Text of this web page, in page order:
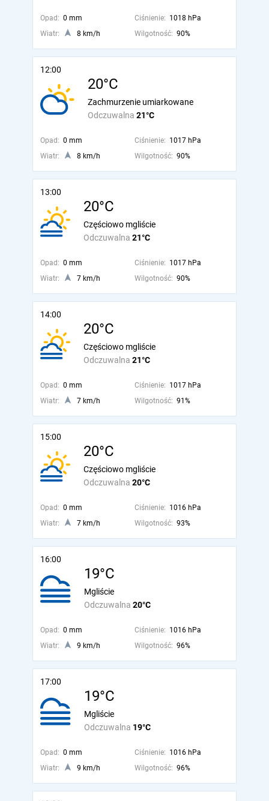
Opad: 0 mm Ciśnienie: 1018 hPa
Wiatr:
8 km/h Wilgotność: 90%
12:00
20°C
Odczuwalna 21°C
Zachmurzenie umiarkowane
Opad: 0 mm Ciśnienie: 1017 hPa
Wiatr:
8 km/h Wilgotność: 90%
13:00
20°C
Odczuwalna 21°C
Częściowo mgliście
Opad: 0 mm Ciśnienie: 1017 hPa
Wiatr:
7 km/h Wilgotność: 90%
14:00
20°C
Odczuwalna 21°C
Częściowo mgliście
Opad: 0 mm Ciśnienie: 1017 hPa
Wiatr:
7 km/h Wilgotność: 91%
15:00
20°C
Odczuwalna 20°C
Częściowo mgliście
Opad: 0 mm Ciśnienie: 1016 hPa
Wiatr:
7 km/h Wilgotność: 93%
16:00
19°C
Odczuwalna 20°C
Mgliście
Opad: 0 mm Ciśnienie: 1016 hPa
Wiatr:
9 km/h Wilgotność: 96%
17:00
19°C
Odczuwalna 19°C
Mgliście
Opad: 0 mm Ciśnienie: 1016 hPa
Wiatr:
9 km/h Wilgotność: 96%